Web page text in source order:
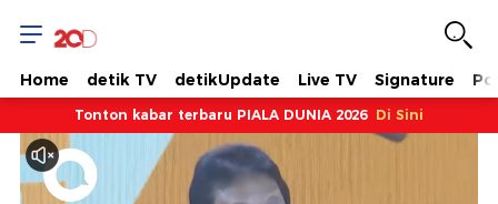
Home detik TV detikUpdate Live TV Signature
Tonton kabar terbaru PIALA DUNIA 2026 Di Sini